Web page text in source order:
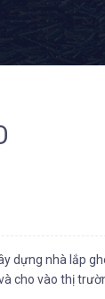
dựng nhà lắp
cho vào thị